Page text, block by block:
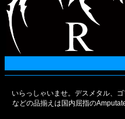
いらっしゃいませ。デスメタル、
などの品揃えは国内屈指の